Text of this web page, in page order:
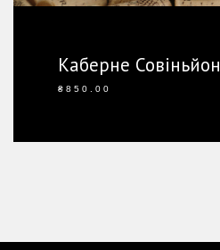
Каберне Совіньйон
₴850.00